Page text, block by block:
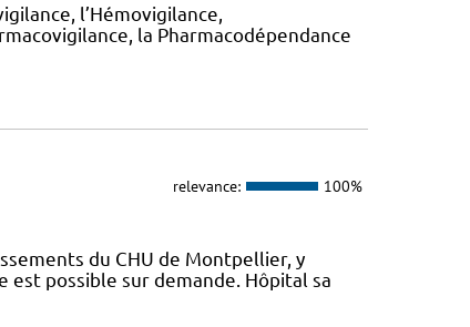
l’Hémovigilance,
la Pharmacodépendance
relevance: 100%
du CHU de Montpellier, y
possible sur demande. Hôpital sa